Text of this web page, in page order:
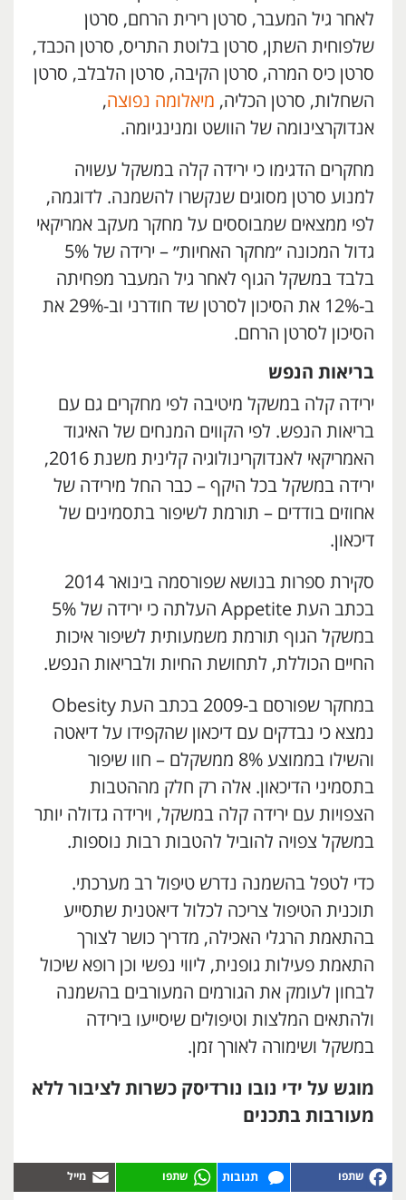
לאחר גיל המעבר, סרטן רירית הרחם, סרטן
שלפוחית השתן, סרטן בלוטת התריס, סרטן הכבד,
סרטן כיס המרה, סרטן הקיבה, סרטן הלבלב, סרטן
השחלות, סרטן הכליה, מיאלומה נפוצה,
אנדוקרצינומה של הוושט ומנינגיומה.
מחקרים הדגימו כי ירידה קלה במשקל עשויה
למנוע סרטן מסוגים שנקשרו להשמנה. לדוגמה,
לפי ממצאים שמבוססים על מחקר מעקב אמריקאי
גדול המכונה ״מחקר האחיות״ – ירידה של 5%
בלבד במשקל הגוף לאחר גיל המעבר מפחיתה
ב-12% את הסיכון לסרטן שד חודרני וב-29% את
הסיכון לסרטן הרחם.
בריאות הנפש
ירידה קלה במשקל מיטיבה לפי מחקרים גם עם
בריאות הנפש. לפי הקווים המנחים של האיגוד
האמריקאי לאנדוקרינולוגיה קלינית משנת 2016,
ירידה במשקל בכל היקף – כבר החל מירידה של
אחוזים בודדים – תורמת לשיפור בתסמינים של
דיכאון.
סקירת ספרות בנושא שפורסמה בינואר 2014
בכתב העת Appetite העלתה כי ירידה של 5%
במשקל הגוף תורמת משמעותית לשיפור איכות
החיים הכוללת, לתחושת החיות ולבריאות הנפש.
במחקר שפורסם ב-2009 בכתב העת Obesity
נמצא כי נבדקים עם דיכאון שהקפידו על דיאטה
והשילו בממוצע 8% ממשקלם – חוו שיפור
בתסמיני הדיכאון. אלה רק חלק מההטבות
הצפויות עם ירידה קלה במשקל, וירידה גדולה יותר
במשקל צפויה להוביל להטבות רבות נוספות.
כדי לטפל בהשמנה נדרש טיפול רב מערכתי.
תוכנית הטיפול צריכה לכלול דיאטנית שתסייע
בהתאמת הרגלי האכילה, מדריך כושר לצורך
התאמת פעילות גופנית, ליווי נפשי וכן רופא שיכול
לבחון לעומק את הגורמים המעורבים בהשמנה
ולהתאים המלצות וטיפולים שיסייעו בירידה
במשקל ושימורה לאורך זמן.
מוגש על ידי נובו נורדיסק כשרות לציבור ללא
מעורבות בתכנים
תגובות